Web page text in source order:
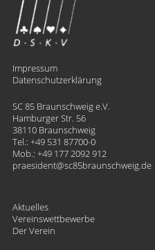
Impressum
Datenschutzerklärung
SC 85 Braunschweig e.V.
Hamburger Str. 56
38110 Braunschweig
Tel.: +49 531 87700-0
Mob.: +49 177 2092 912
praesident
​sc85braunschweig.de
Aktuelles
Vereinswettbewerbe
Der Verein